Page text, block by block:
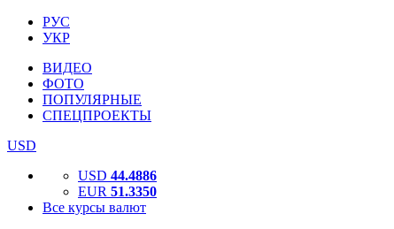
РУС
УКР
ВИДЕО
ФОТО
ПОПУЛЯРНЫЕ
СПЕЦПРОЕКТЫ
USD
USD 44.4886
EUR 51.3350
Все курсы валют